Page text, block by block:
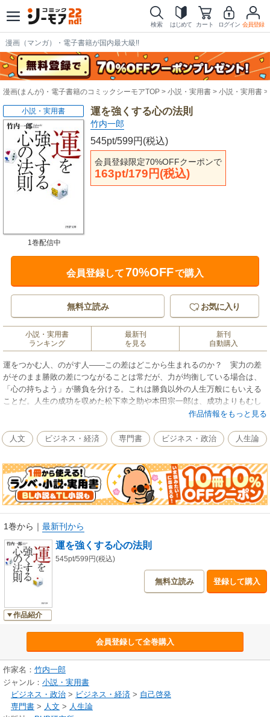
検索 はじめて カート ログイン 会員登録
漫画（マンガ）・電子書籍が国内最大級!!
漫画(まんが)・電子書籍のコミックシーモアTOP 小説・実用書 小説・実用書
運を強くする心の法則
竹内一郎
545pt/599円(税込)
会員登録限定70%OFFクーポンで
163pt/179円(税込)
小説・実用書
1巻配信中
会員登録して70%OFFで購入
無料立読み お気に入り
小説・実用書
ランキング
最新刊
を見る
新刊
自動購入
運をつかむ人、のがす人――この差はどこから生まれるのか？ 実力の差
がそのまま勝敗の差につながることは常だが、力が均衡している場合は、
「心の持ちよう」が勝負を分ける。これは勝負以外の人生万般にもいえる
ことだ。人生の成功を収めた松下幸之助や本田宗一郎は、成功よりもむし
ろ失敗のほうが多かったともいわれる。しかし、彼らは上昇運時に大きく
の共通点は、「運を味方につける、運を育てあげる」という信念に近い考
え方をし、生涯貫いたところにあった、と著者は言う。そして、運を強く
する秘訣は、「自分は運が強いと信じる」「自慢話をしない」「運のいい
人に乗る」等々、自然に逆らわない生き方をすることだと続ける。古今東
西の勝負師やギャンブラーの勝負哲学を学び、自らも実践してきた著者が
説く、あなたを幸運に導くためのヒント。『運をつかむ人 のがす人』を改
作品情報をもっと見る
人文 ビジネス・経済 専門書 ビジネス・政治 人生論
1巻から ｜ 最新刊から
作品紹介
運を強くする心の法則
545pt/599円(税込)
無料立読み 登録して購入
会員登録して全巻購入
作家名： 竹内一郎
ジャンル： 小説・実用書
ビジネス・政治 > ビジネス・経済 > 自己啓発
専門書 > 人文 > 人生論